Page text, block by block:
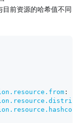
前资源的哈希值不同
: